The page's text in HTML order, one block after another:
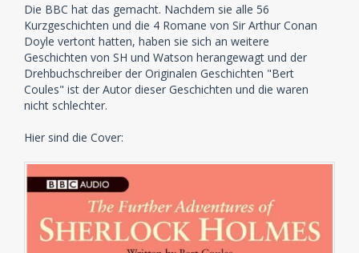
Die BBC hat das gemacht. Nachdem sie alle 56
Kurzgeschichten und die 4 Romane von Sir Arthur Conan
Doyle vertont hatten, haben sie sich an weitere
Geschichten von SH und Watson herangewagt und der
Drehbuchschreiber der Originalen Geschichten "Bert
Coules" ist der Autor dieser Geschichten und die waren
nicht schlechter.
Hier sind die Cover: